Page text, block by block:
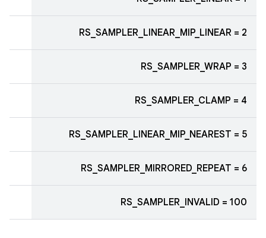
RS_SAMPLER_LINEAR_MIP_LINEAR = 2
RS_SAMPLER_WRAP = 3
RS_SAMPLER_CLAMP = 4
RS_SAMPLER_LINEAR_MIP_NEAREST = 5
RS_SAMPLER_MIRRORED_REPEAT = 6
RS_SAMPLER_INVALID = 100